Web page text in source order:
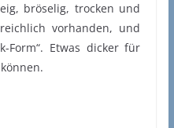
bröselig, trocken und
vorhanden, und
Form“. Etwas dicker für